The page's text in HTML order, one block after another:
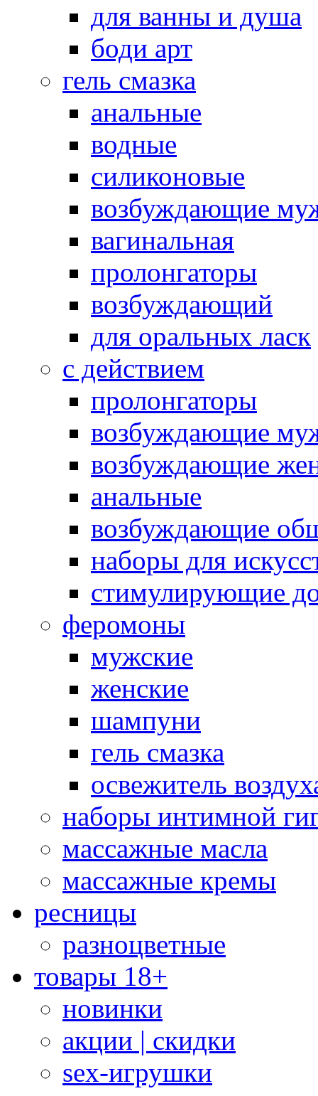
для ванны и душа
боди арт
гель смазка
анальные
водные
силиконовые
возбуждающие
вагинальная
пролонгаторы
возбуждающий
для оральных ласк
с действием
пролонгаторы
возбуждающие
возбуждающие
анальные
возбуждающие
наборы для
стимулирующие
феромоны
мужские
женские
шампуни
гель смазка
освежитель
наборы интимной
массажные масла
массажные кремы
ресницы
разноцветные
товары 18+
новинки
акции | скидки
sex-игрушки